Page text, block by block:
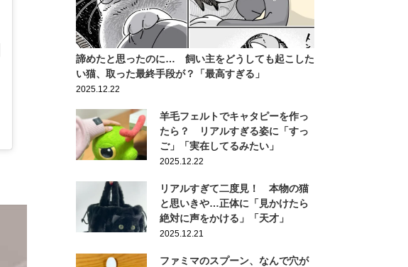
諦めたと思ったのに… 飼い主をどうしても起こした
い猫、取った最終手段が？「最高すぎる」
2025.12.22
羊毛フェルトでキャタピーを作っ
たら？ リアルすぎる姿に「すっ
ご」「実在してるみたい」
2025.12.22
リアルすぎて二度見！ 本物の猫
と思いきや…正体に「見かけたら
絶対に声をかける」「天才」
2025.12.21
ファミマのスプーン、なんで穴が